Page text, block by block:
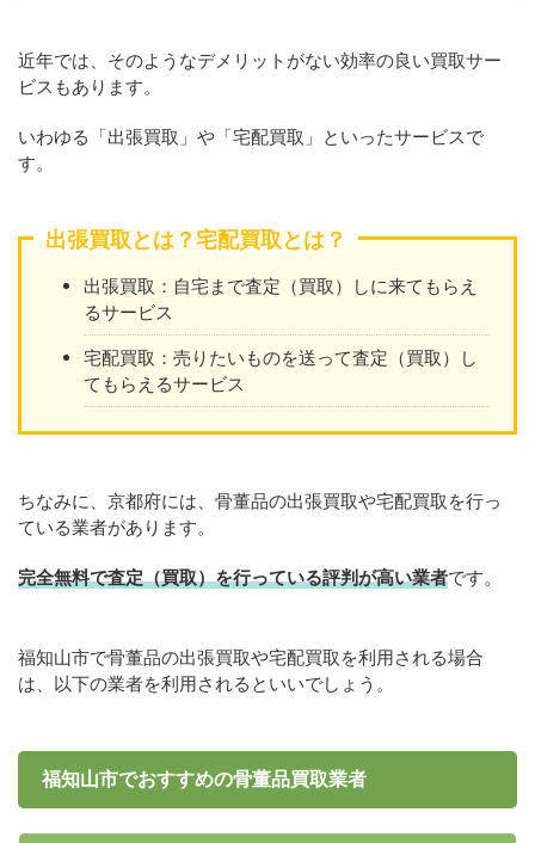
近年では、そのようなデメリットがない効率の良い買取サー
ビスもあります。
いわゆる「出張買取」や「宅配買取」といったサービスで
す。
出張買取とは？宅配買取とは？
出張買取：自宅まで査定（買取）しに来てもらえ
るサービス
宅配買取：売りたいものを送って査定（買取）し
てもらえるサービス
ちなみに、京都府には、骨董品の出張買取や宅配買取を行っ
ている業者があります。
完全無料で査定（買取）を行っている評判が高い業者です。
福知山市で骨董品の出張買取や宅配買取を利用される場合
は、以下の業者を利用されるといいでしょう。
福知山市でおすすめの骨董品買取業者